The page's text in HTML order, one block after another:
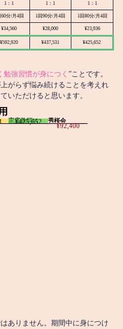
1：1 1：1 1：1
60分/月4回 1回90分/月4回 1回80分/月4回
¥34,560 ¥28,000 ¥23,936
¥592,920 ¥437,531 ¥425,652
強習慣が身につく ”ことです。
がらず悩み続けることを考えれ
いただけると思います。
家庭教師M
¥425,652 秀桜会
¥92,400
ありません。期間中に身につけ